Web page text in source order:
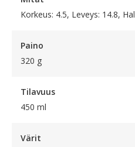
Korkeus: 4.5, Leveys: 14.8,
Paino
320 g
Tilavuus
450 ml
Värit